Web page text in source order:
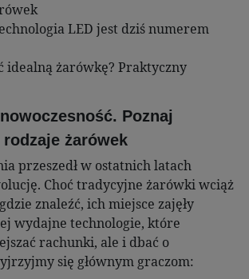
LED jest dziś numerem
idealną żarówkę? Praktyczny
Poznaj
żarówek
przeszedł w ostatnich latach
Choć tradycyjne żarówki wciąż
znaleźć, ich miejsce zajęły
wydajne technologie, które
rachunki, ale i dbać o
się głównym graczom: